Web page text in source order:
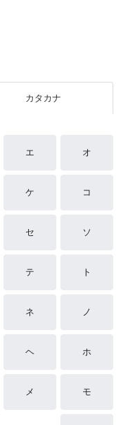
カタカナ
エ オ
ケ コ
セ ソ
テ ト
ネ ノ
ヘ ホ
メ モ